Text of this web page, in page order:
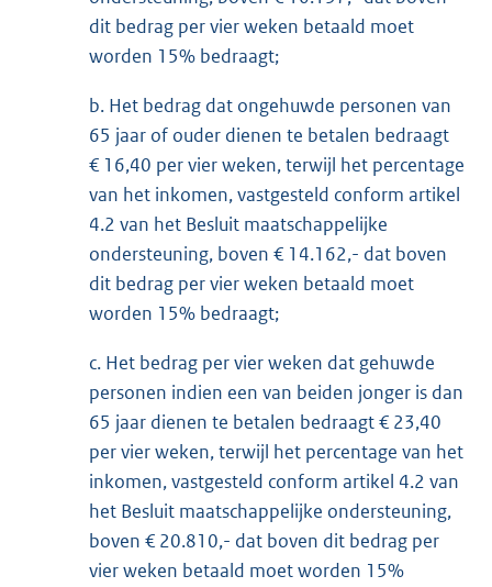
dit bedrag per vier weken betaald moet
worden 15% bedraagt;
b. Het bedrag dat ongehuwde personen van
65 jaar of ouder dienen te betalen bedraagt
€ 16,40 per vier weken, terwijl het percentage
van het inkomen, vastgesteld conform artikel
4.2 van het Besluit maatschappelijke
ondersteuning, boven € 14.162,- dat boven
dit bedrag per vier weken betaald moet
worden 15% bedraagt;
c. Het bedrag per vier weken dat gehuwde
personen indien een van beiden jonger is dan
65 jaar dienen te betalen bedraagt € 23,40
per vier weken, terwijl het percentage van het
inkomen, vastgesteld conform artikel 4.2 van
het Besluit maatschappelijke ondersteuning,
boven € 20.810,- dat boven dit bedrag per
vier weken betaald moet worden 15%